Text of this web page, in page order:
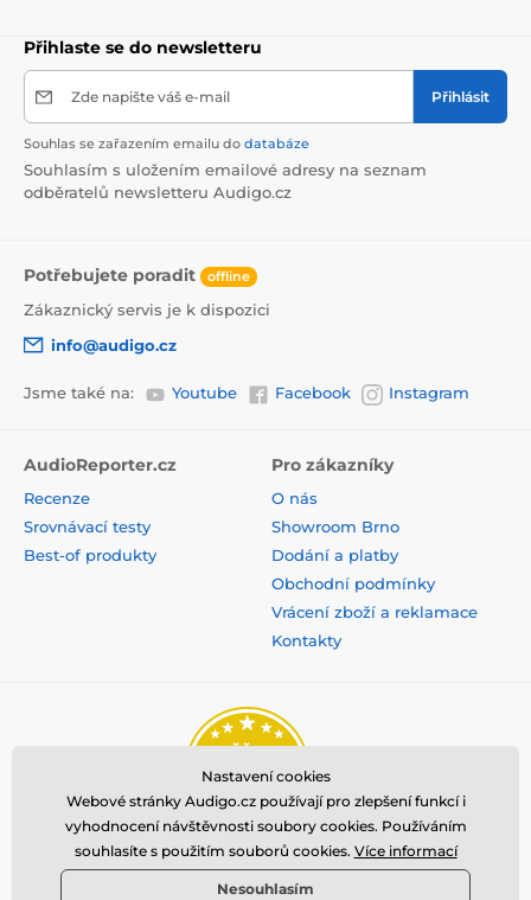
Přihlaste se do newsletteru
Zde napište váš e-mail Přihlásit
Souhlas se zařazením emailu do databáze
Souhlasím s uložením emailové adresy na seznam
odběratelů newsletteru Audigo.cz
Potřebujete poradit offline
Zákaznický servis je k dispozici
info@audigo.cz
Jsme také na: Youtube Facebook Instagram
AudioReporter.cz
Recenze
Srovnávací testy
Best-of produkty
Pro zákazníky
O nás
Showroom Brno
Dodání a platby
Obchodní podmínky
Vrácení zboží a reklamace
Kontakty
Nastavení cookies
Webové stránky Audigo.cz používají pro zlepšení funkcí i
vyhodnocení návštěvnosti soubory cookies. Používáním
souhlasíte s použitím souborů cookies. Více informací
Nesouhlasím